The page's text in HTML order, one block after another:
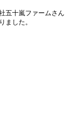
五十嵐ファームさん
ました。